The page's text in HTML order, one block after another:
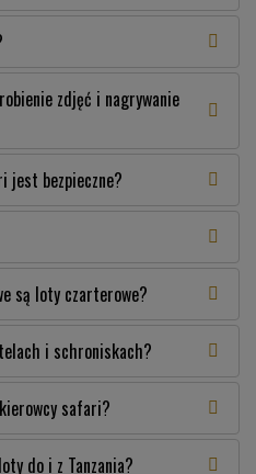
zdjęć i nagrywanie
jest bezpieczne?
są loty czarterowe?
i schroniskach?
safari?
do i z Tanzania?